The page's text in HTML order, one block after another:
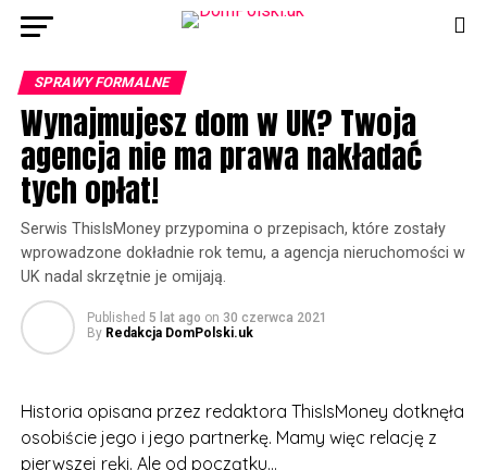
SPRAWY FORMALNE
Wynajmujesz dom w UK? Twoja
agencja nie ma prawa nakładać
tych opłat!
Serwis ThisIsMoney przypomina o przepisach, które zostały
wprowadzone dokładnie rok temu, a agencja nieruchomości w
UK nadal skrzętnie je omijają.
Published 5 lat ago on 30 czerwca 2021
By Redakcja DomPolski.uk
Historia opisana przez redaktora ThisIsMoney dotknęła
osobiście jego i jego partnerkę. Mamy więc relację z
pierwszej ręki. Ale od początku…